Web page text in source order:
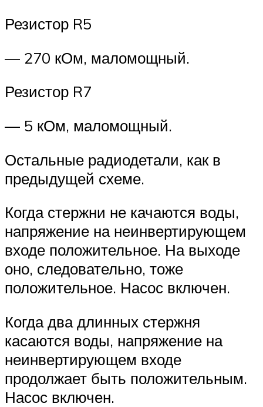
Резистор R5
— 270 кОм, маломощный.
Резистор R7
— 5 кОм, маломощный.
Остальные радиодетали, как в
предыдущей схеме.
Когда стержни не качаются воды,
напряжение на неинвертирующем
входе положительное. На выходе
оно, следовательно, тоже
положительное. Насос включен.
Когда два длинных стержня
касаются воды, напряжение на
неинвертирующем входе
продолжает быть положительным.
Насос включен.